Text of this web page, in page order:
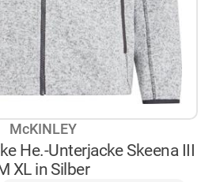
McKINLEY
He.-Unterjacke Skeena III
XL in Silber